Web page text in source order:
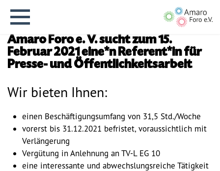
English version
Aktuelles
Über uns
Amaro Foro e. V. sucht zum 15.
Februar 2021 eine*n Referent*in für
Presse- und Öffentlichkeitsarbeit
Wir bieten Ihnen:
einen Beschäftigungsumfang von 31,5 Std./Woche
vorerst bis 31.12.2021 befristet, voraussichtlich mit
Verlängerung
Vergütung in Anlehnung an TV-L EG 10
eine interessante und abwechslungsreiche Tätigkeit